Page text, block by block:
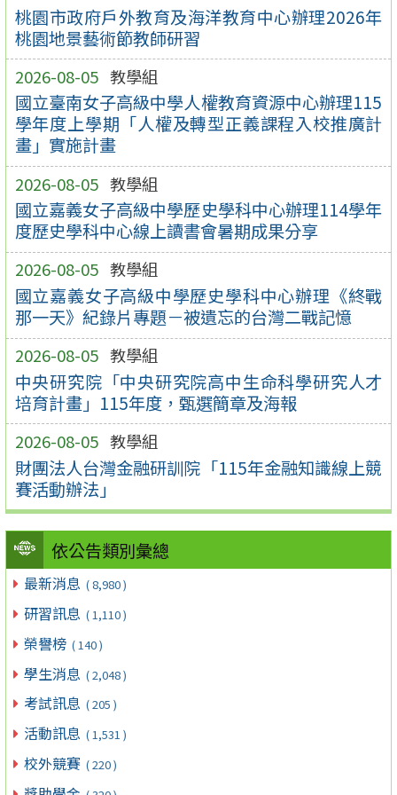
桃園市政府戶外教育及海洋教育中心辦理2026年
桃園地景藝術節教師研習
2026-08-05 教學組
國立臺南女子高級中學人權教育資源中心辦理115
學年度上學期「人權及轉型正義課程入校推廣計
畫」實施計畫
2026-08-05 教學組
國立嘉義女子高級中學歷史學科中心辦理114學年
度歷史學科中心線上讀書會暑期成果分享
2026-08-05 教學組
國立嘉義女子高級中學歷史學科中心辦理《終戰
那一天》紀錄片專題－被遺忘的台灣二戰記憶
2026-08-05 教學組
中央研究院「中央研究院高中生命科學研究人才
培育計畫」115年度，甄選簡章及海報
2026-08-05 教學組
財團法人台灣金融研訓院「115年金融知識線上競
賽活動辦法」
依公告類別彙總
最新消息 ( 8,980 )
研習訊息 ( 1,110 )
榮譽榜 ( 140 )
學生消息 ( 2,048 )
考試訊息 ( 205 )
活動訊息 ( 1,531 )
校外競賽 ( 220 )